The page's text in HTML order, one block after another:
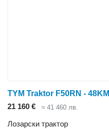
TYM Traktor F50RN - 48KM
21 160 €
≈ 41 460 лв.
Лозарски трактор